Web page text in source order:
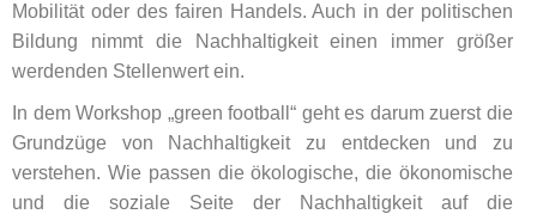
Mobilität oder des fairen Handels. Auch in der politischen
Bildung nimmt die Nachhaltigkeit einen immer größer
werdenden Stellenwert ein.
In dem Workshop „green football“ geht es darum zuerst die
Grundzüge von Nachhaltigkeit zu entdecken und zu
verstehen. Wie passen die ökologische, die ökonomische
und die soziale Seite der Nachhaltigkeit auf die